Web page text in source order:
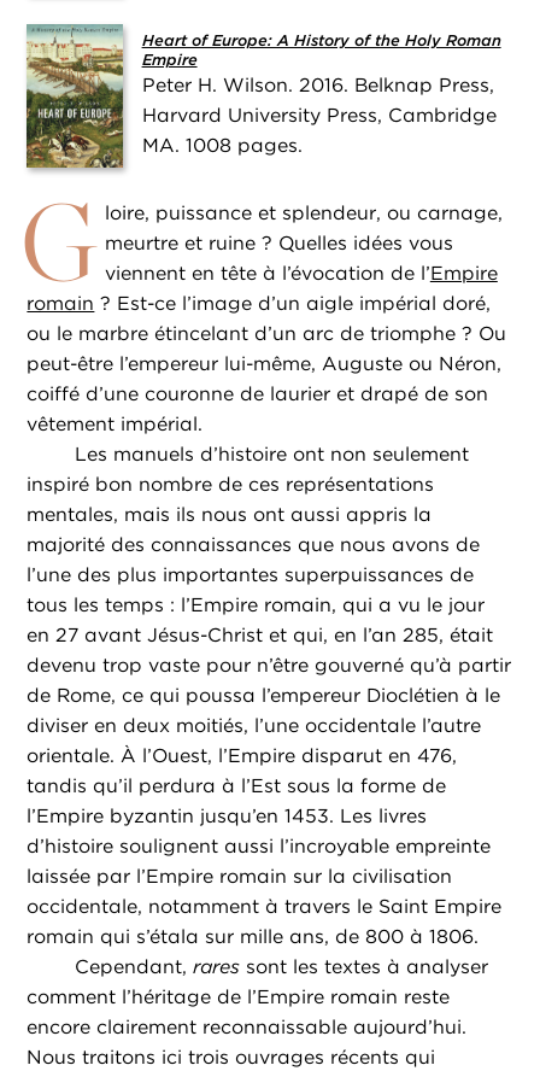
Heart of Europe: A History of the Holy Roman
Empire
Peter H. Wilson. 2016. Belknap Press,
Harvard University Press, Cambridge
MA. 1008 pages.
G loire, puissance et splendeur, ou carnage,
meurtre et ruine ? Quelles idées vous
viennent en tête à l’évocation de l’Empire
romain ? Est-ce l’image d’un aigle impérial doré,
ou le marbre étincelant d’un arc de triomphe ? Ou
peut-être l’empereur lui-même, Auguste ou Néron,
coiffé d’une couronne de laurier et drapé de son
vêtement impérial.
Les manuels d’histoire ont non seulement
inspiré bon nombre de ces représentations
mentales, mais ils nous ont aussi appris la
majorité des connaissances que nous avons de
l’une des plus importantes superpuissances de
tous les temps : l’Empire romain, qui a vu le jour
en 27 avant Jésus-Christ et qui, en l’an 285, était
devenu trop vaste pour n’être gouverné qu’à partir
de Rome, ce qui poussa l’empereur Dioclétien à le
diviser en deux moitiés, l’une occidentale l’autre
orientale. À l’Ouest, l’Empire disparut en 476,
tandis qu’il perdura à l’Est sous la forme de
l’Empire byzantin jusqu’en 1453. Les livres
d’histoire soulignent aussi l’incroyable empreinte
laissée par l’Empire romain sur la civilisation
occidentale, notamment à travers le Saint Empire
romain qui s’étala sur mille ans, de 800 à 1806.
Cependant,rares sont les textes à analyser
comment l’héritage de l’Empire romain reste
encore clairement reconnaissable aujourd’hui.
Nous traitons ici trois ouvrages récents qui